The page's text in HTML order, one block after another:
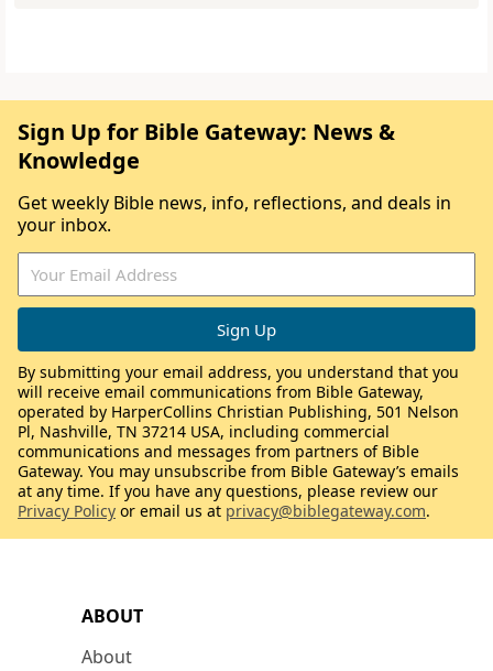
ABOUT
About
Sign Up for Bible Gateway: News &
Knowledge
Get weekly Bible news, info, reflections, and deals in
your inbox.
By submitting your email address, you understand that you
will receive email communications from Bible Gateway,
operated by HarperCollins Christian Publishing, 501 Nelson
Pl, Nashville, TN 37214 USA, including commercial
communications and messages from partners of Bible
Gateway. You may unsubscribe from Bible Gateway’s emails
at any time. If you have any questions, please review our
Privacy Policy or email us at privacy@biblegateway.com.